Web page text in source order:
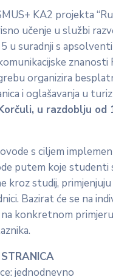
KA2 projekta
učenje u službi
5 u suradnji s
organizira
i oglašavanja u
u razdoblju od
s ciljem
putem koje studenti
kroz studij, primjenjuju
Bazirat će se na
konkretnom
jednodnevno